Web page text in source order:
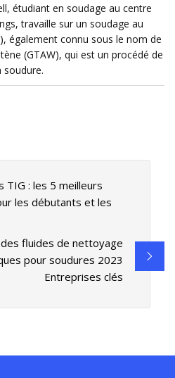
étudiant en soudage au centre
travaille sur un soudage au
également connu sous le nom de
(GTAW), qui est un procédé de
soudure.
TIG : les 5 meilleurs
les débutants et les
fluides de nettoyage
pour soudures 2023
Entreprises clés